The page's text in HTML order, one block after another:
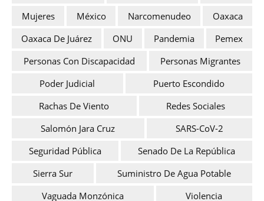
Mujeres
México Narcomenudeo
Oaxaca
Oaxaca De Juárez
ONU Pandemia
Pemex
Personas Con Discapacidad
Personas Migrantes
Poder Judicial
Puerto Escondido
Rachas De Viento
Redes Sociales
Salomón Jara Cruz
SARS-CoV-2
Seguridad Pública
Senado De La República
Sierra Sur
Suministro De Agua Potable
Vaguada Monzónica
Violencia